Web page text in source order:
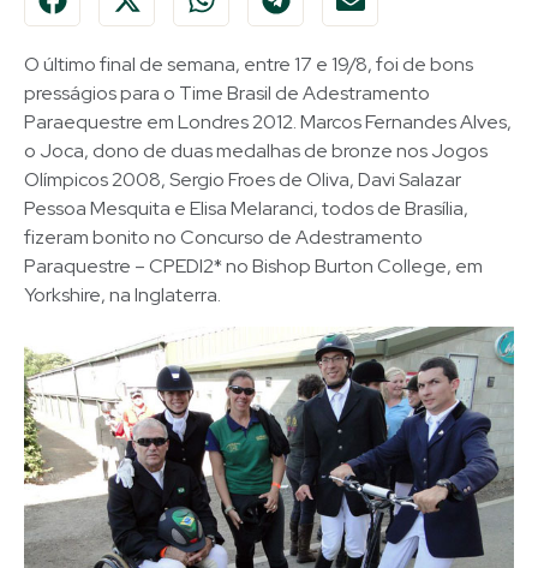
O último final de semana, entre 17 e 19/8, foi de bons
presságios para o Time Brasil de Adestramento
Paraequestre em Londres 2012. Marcos Fernandes Alves,
o Joca, dono de duas medalhas de bronze nos Jogos
Olímpicos 2008, Sergio Froes de Oliva, Davi Salazar
Pessoa Mesquita e Elisa Melaranci, todos de Brasília,
fizeram bonito no Concurso de Adestramento
Paraquestre – CPEDI2* no Bishop Burton College, em
Yorkshire, na Inglaterra.